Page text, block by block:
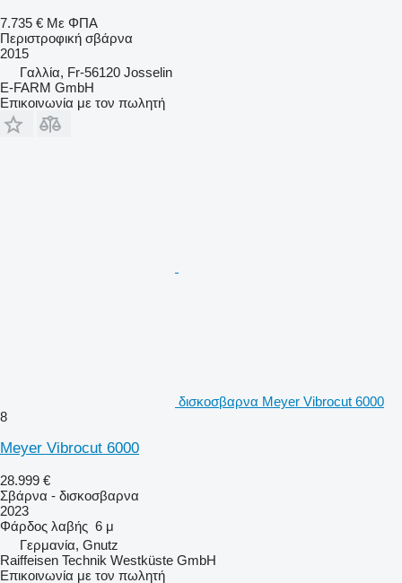
7.735 € Με ΦΠΑ
Περιστροφική σβάρνα
2015
Γαλλία, Fr-56120 Josselin
E-FARM GmbH
Επικοινωνία με τον πωλητή
δισκοσβαρνα Meyer Vibrocut 6000
8
Meyer Vibrocut 6000
28.999 €
Σβάρνα - δισκοσβαρνα
2023
Φάρδος λαβής 6 μ
Γερμανία, Gnutz
Raiffeisen Technik Westküste GmbH
Επικοινωνία με τον πωλητή